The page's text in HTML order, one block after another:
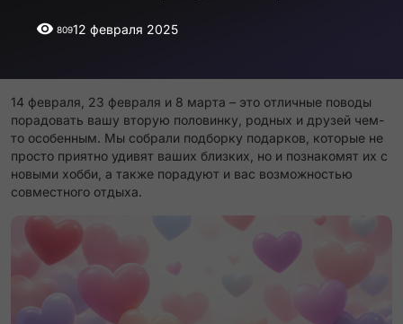
80912 февраля 2025
14 февраля, 23 февраля и 8 марта – это отличные поводы
порадовать вашу вторую половинку, родных и друзей чем-
то особенным. Мы собрали подборку подарков, которые не
просто приятно удивят ваших близких, но и познакомят их с
новыми хобби, а также порадуют и вас возможностью
совместного отдыха.